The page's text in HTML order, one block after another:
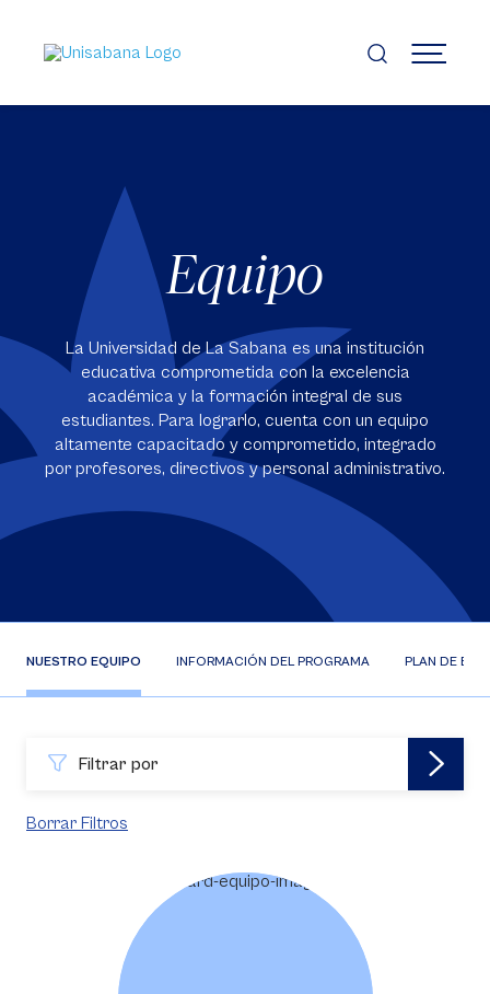
contenido
principal
MENÚ
Equipo
La Universidad de La Sabana es una institución
educativa comprometida con la excelencia
académica y la formación integral de sus
estudiantes. Para lograrlo, cuenta con un equipo
altamente capacitado y comprometido, integrado
por profesores, directivos y personal administrativo.
NUESTRO EQUIPO INFORMACIÓN DEL PROGRAMA PLAN DE
Filtrar por
Borrar Filtros